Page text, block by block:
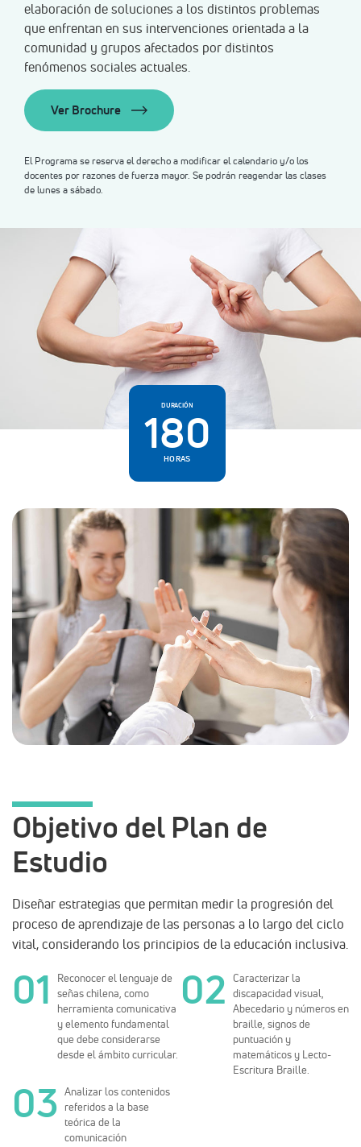
elaboración de soluciones a los distintos problemas
que enfrentan en sus intervenciones orientada a la
comunidad y grupos afectados por distintos
fenómenos sociales actuales.
Ver Brochure
El Programa se reserva el derecho a modificar el calendario y/o los
docentes por razones de fuerza mayor. Se podrán reagendar las clases
de lunes a sábado.
DURACIÓN
180
HORAS
Objetivo del Plan de
Estudio
Diseñar estrategias que permitan medir la progresión del
proceso de aprendizaje de las personas a lo largo del ciclo
vital, considerando los principios de la educación inclusiva.
Reconocer el lenguaje de
señas chilena, como
herramienta comunicativa
y elemento fundamental
que debe considerarse
desde el ámbito curricular.
Caracterizar la
discapacidad visual,
Abecedario y números en
braille, signos de
puntuación y
matemáticos y Lecto-
Escritura Braille.
Analizar los contenidos
referidos a la base
teórica de la
comunicación